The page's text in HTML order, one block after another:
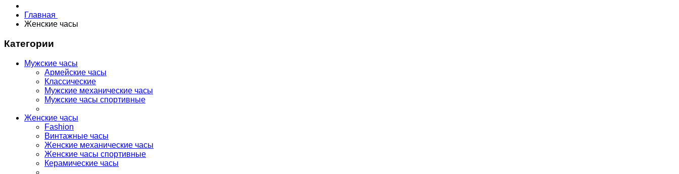
Главная
Женские часы
Категории
Мужские часы
Армейские часы
Классические
Мужские механические часы
Мужские часы спортивные
Женские часы
Fashion
Винтажные часы
Женские механические часы
Женские часы спортивные
Керамические часы